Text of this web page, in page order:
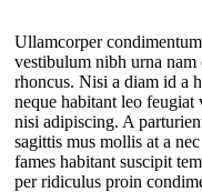
Ullamcorper
vestibulum nibh urna nam
rhoncus. Nisi a diam id a
neque habitant leo
nisi adipiscing. A
sagittis mus mollis at a
fames habitant suscipit
per ridiculus proin